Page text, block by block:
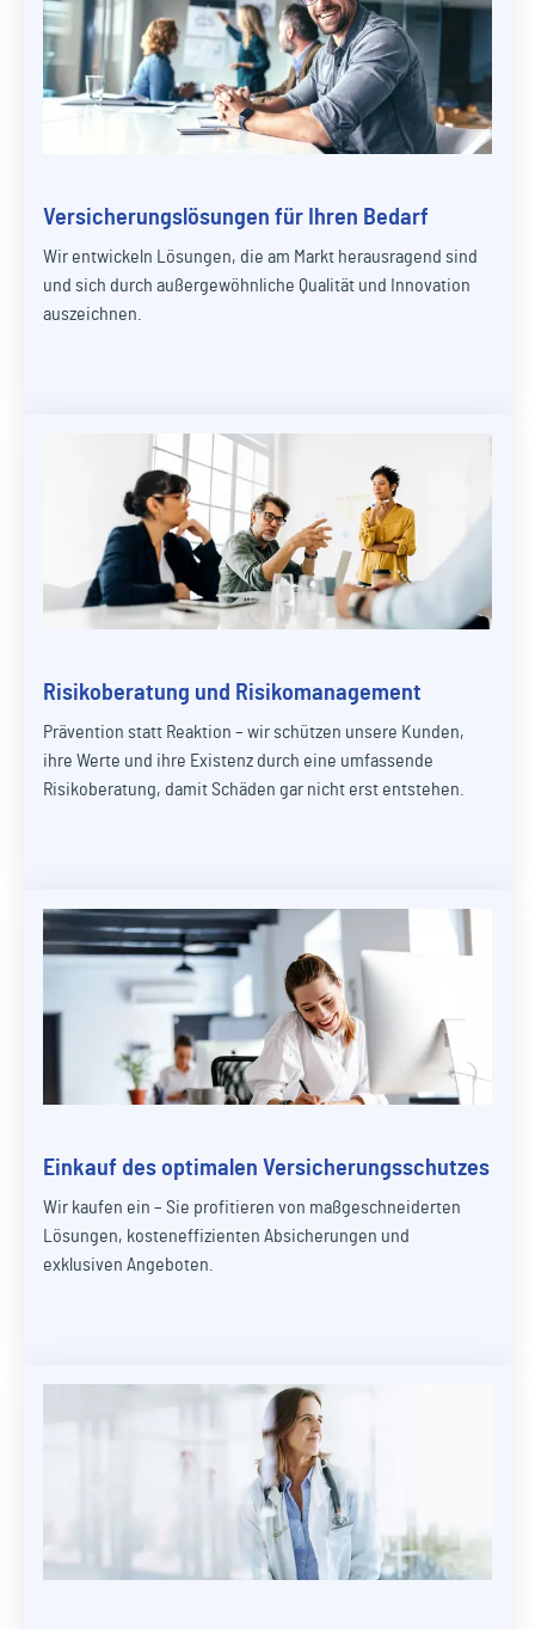
Versicherungslösungen für Ihren Bedarf
Wir entwickeln Lösungen, die am Markt herausragend sind
und sich durch außergewöhnliche Qualität und Innovation
auszeichnen.
Risikoberatung und Risikomanagement
Prävention statt Reaktion – wir schützen unsere Kunden,
ihre Werte und ihre Existenz durch eine umfassende
Risikoberatung, damit Schäden gar nicht erst entstehen.
Einkauf des optimalen Versicherungsschutzes
Wir kaufen ein – Sie profitieren von maßgeschneiderten
Lösungen, kosteneffizienten Absicherungen und
exklusiven Angeboten.